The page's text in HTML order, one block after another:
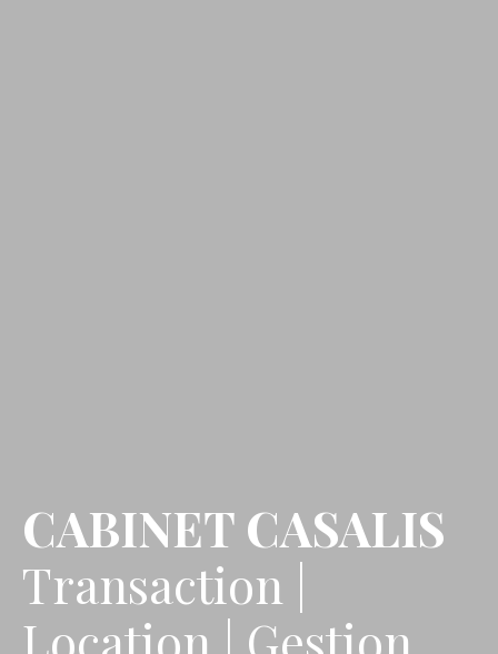
CABINET CASALIS
Transaction |
Location | Gestion